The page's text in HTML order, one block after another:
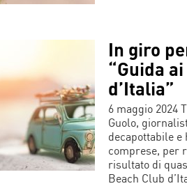
In giro
“Guida
d’Italia”
6 maggio 2024
Guolo,
decapottabile e
comprese, per
risultato di
Beach Club